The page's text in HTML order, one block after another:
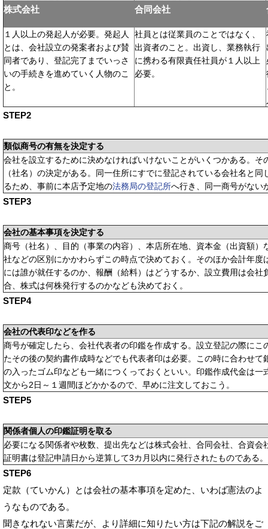
株式会社 合同会社
１人以上の発起人が必要。発起人
とは、会社設立の発案者および賛
同者であり、登記完了までいっさ
いの手続きを進めていく人物のこ
と。
社員とは従業員のことではなく、
出資者のこと。出資し、業務執行
に携わる有限責任社員が１人以上
必要。
STEP2
類似商号の有無を決定する
会社を設立するために決めなければいけないことがいくつかある。そ
（社名）の決定がある。同一住所にすでに登記されている会社名と
るため、事前に本店予定地の法務局の登記所へ行き、同一商号がない
STEP3
会社の基本事項を決定する
商号（社名）、目的（事業の内容）、本店所在地、資本金（出資額）
社などの区別にかかわらずこの時点で決めておく。そのほか会計年度
には誰が就任するのか、報酬（給料）はどうするか、設立費用は会
合、株式は何株発行するのかなども決めておく。
STEP4
会社の代表印などを作る
商号が確定したら、会社代表者の印鑑を作成する。設立登記の際にこ
たその後の契約書作成時などでも代表者印は必要。この時に合わせ
の入ったゴム印なども一緒につくっておくといい。印鑑作成代金は
文から2日～１週間ほどかかるので、早めに注文しておこう。
STEP5
関係者個人の印鑑証明を取る
必要になる関係者や枚数、提出先などは株式会社、合同会社、合資
証明書は登記申請日から逆算して3カ月以内に発行されたものである。
STEP6
定款（ていかん）とは会社の基本事項を定めた、いわば憲法のよ
うなものである。
聞きなれない言葉だが、より詳細に知りたい方は下記の解説をご